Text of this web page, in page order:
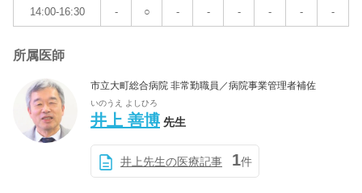
14:00-16:30 - ○ - - - - - -
所属医師
市立大町総合病院 非常勤職員／病院事業管理者補佐
いのうえ よしひろ
井上 善博 先生
井上先生の医療記事 1件